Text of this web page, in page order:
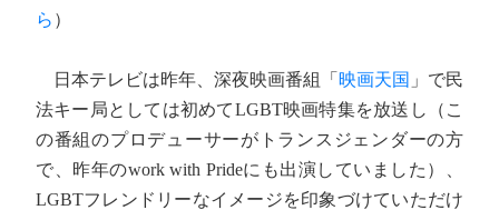
ら ）
日本テレビは昨年、深夜映画番組「 映画天国 」で民
法キー局としては初めてLGBT映画特集を放送し（こ
の番組のプロデューサーがトランスジェンダーの方
で、昨年のwork with Prideにも出演していました）、
LGBTフレンドリーなイメージを印象づけていただけ